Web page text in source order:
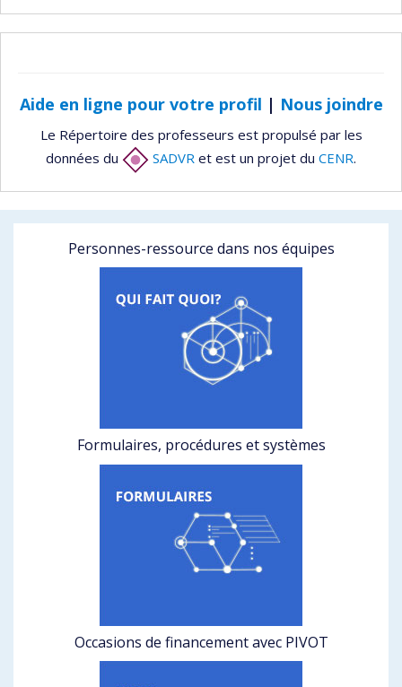
Aide en ligne pour votre profil | Nous joindre
Le Répertoire des professeurs est propulsé par les
données du
SADVR et est un projet du CENR.
Personnes-ressource dans nos équipes
Formulaires, procédures et systèmes
Occasions de financement avec PIVOT